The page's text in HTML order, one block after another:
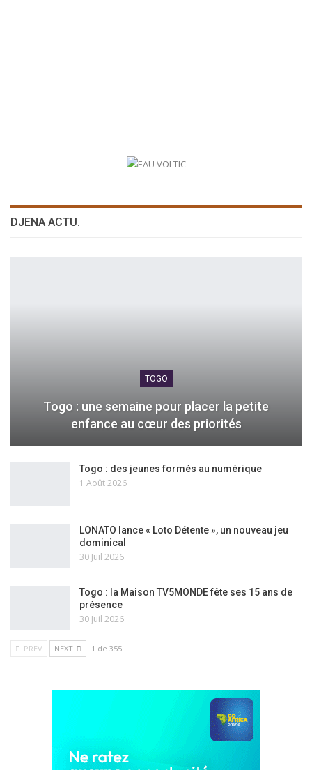
DJENA ACTU.
TOGO
Togo : une semaine pour placer la petite
enfance au cœur des priorités
Togo : des jeunes formés au numérique
1 Août 2026
LONATO lance « Loto Détente », un nouveau jeu
dominical
30 Juil 2026
Togo : la Maison TV5MONDE fête ses 15 ans de
présence
30 Juil 2026
PREV NEXT 1 de 355